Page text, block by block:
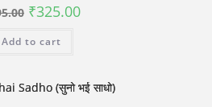
Original
price
₹395.00.
₹325.00Current
Add to cart